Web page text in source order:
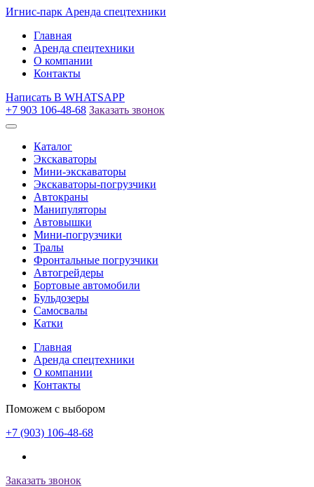
Игнис-парк Аренда спецтехники
Главная
Аренда спецтехники
О компании
Контакты
Написать В WHATSAPP
+7 903 106-48-68 Заказать звонок
Каталог
Экскаваторы
Мини-экскаваторы
Экскаваторы-погрузчики
Автокраны
Манипуляторы
Автовышки
Мини-погрузчики
Тралы
Фронтальные погрузчики
Автогрейдеры
Бортовые автомобили
Бульдозеры
Самосвалы
Катки
Главная
Аренда спецтехники
О компании
Контакты
Поможем с выбором
+7 (903) 106-48-68
Заказать звонок